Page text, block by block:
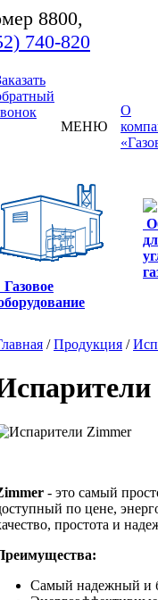
8800,
740-820
МЕНЮ
О
Газовое
/Продукция /
- это самый
по цене,
простота и
Самый надежный и